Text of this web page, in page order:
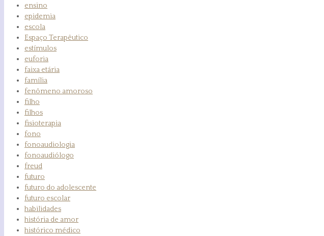
ensino
epidemia
escola
Espaço Terapêutico
estímulos
euforia
faixa etária
família
fenômeno amoroso
filho
filhos
fisioterapia
fono
fonoaudiologia
fonoaudiólogo
freud
futuro
futuro do adolescente
futuro escolar
habilidades
história de amor
histórico médico